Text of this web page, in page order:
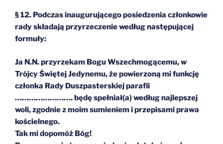
§ 12. Podczas inaugurującego posiedzenia członkowie
rady składają przyrzeczenie według następującej
formuły:
Ja N.N. przyrzekam Bogu Wszechmogącemu, w
Trójcy Świętej Jedynemu, że powierzoną mi funkcję
członka Rady Duszpasterskiej parafii
……………………. będę spełniał(a) według najlepszej
woli, zgodnie z moim sumieniem i przepisami prawa
kościelnego.
Tak mi dopomóż Bóg!